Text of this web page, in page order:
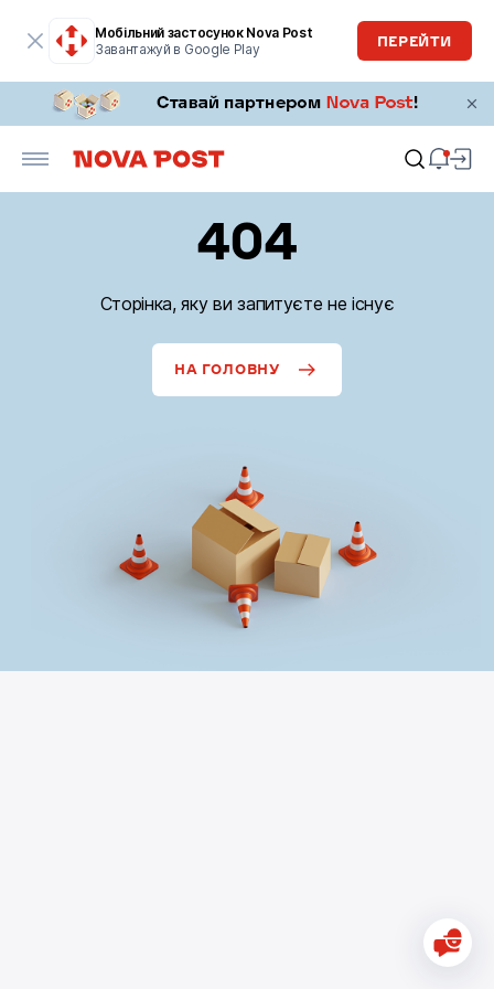
Мобільний застосунок Nova Post
Завантажуй в Google Play
ПЕРЕЙТИ
404
Сторінка, яку ви запитуєте не існує
НА ГОЛОВНУ